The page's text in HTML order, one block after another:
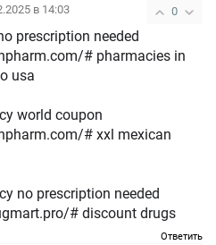
0
в 14:03
prescription needed
# pharmacies in
usa
world coupon
# xxl mexican
no prescription needed
# discount drugs
Ответить